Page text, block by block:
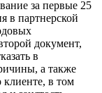
за первые 25
в партнерской
документ,
в
а также
в том